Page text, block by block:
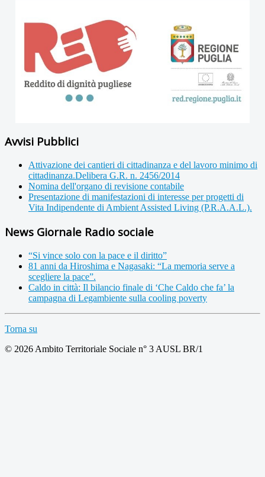
Avvisi Pubblici
Attivazione dei cantieri di cittadinanza e del lavoro minimo di
cittadinanza.Delibera G.R. n. 2456/2014
Nomina dell'organo di revisione contabile
Presentazione di manifestazioni di interesse per progetti di
Vita Indipendente di Ambient Assisted Living (P.R.A.A.L.).
News Giornale Radio sociale
“Si vince solo con la pace e il diritto”
81 anni da Hiroshima e Nagasaki: “La memoria serve a
scegliere la pace”.
Caldo in città: Il bilancio finale di ‘Che Caldo che fa’ la
campagna di Legambiente sulla cooling poverty
Torna su
© 2026 Ambito Territoriale Sociale n° 3 AUSL BR/1